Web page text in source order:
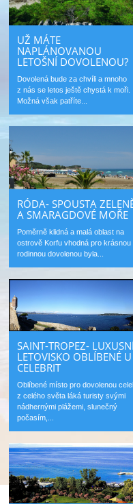
UŽ MÁTE
NAPLÁNOVANOU
LETOŠNÍ DOVOLENOU?
Dovolená bude za chvíli a mnoho
z nás se letos ještě chystá k moři.
Možná však patříte...
RÓDA- SPOUSTA
A SMARAGDOVÉ MOŘE
Poměrně klidná a malá oblast na
ostrově Korfu vhodná pro krásnou
rodinnou dovolenou byla...
SAINT-TROPEZ-
LETOVISKO OBLÍBENÉ U
CELEBRIT
Oblíbené místo pro dovolenou
z celého světa láká turisty svými
nádhernými plážemi, slunečný
počasím,...